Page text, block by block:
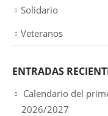
Solidario
Veteranos
ENTRADAS
Calendario del
2026/2027